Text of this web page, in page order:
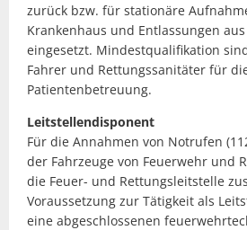
zurück bzw. für stationäre
Krankenhaus und Entlassungen
eingesetzt. Mindestqualifikation
Fahrer und Rettungssanitäter für
Patientenbetreuung.
Leitstellendisponent
Für die Annahmen von Notrufen
der Fahrzeuge von Feuerwehr und
die Feuer- und Rettungsleitstelle
Voraussetzung zur Tätigkeit als
eine abgeschlossenen